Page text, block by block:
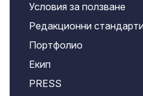
Условия за ползване
Редакционни
Портфолио
Екип
PRESS